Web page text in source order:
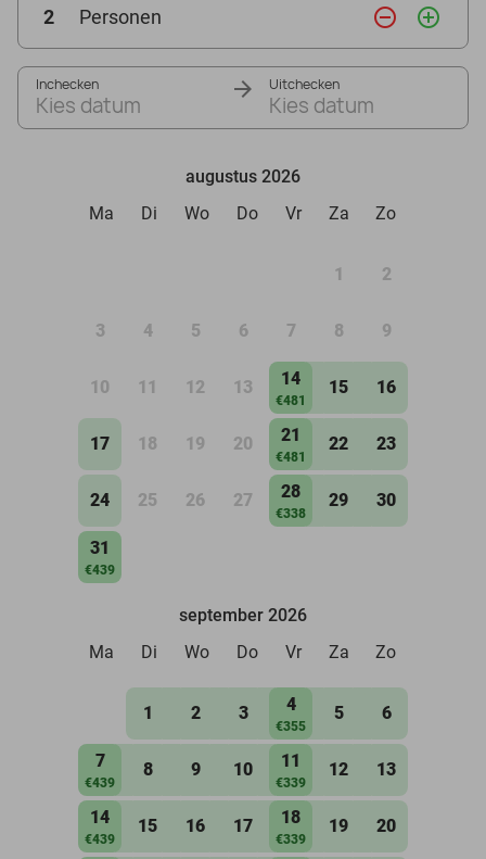
2 Personen remove_circle_outline add_circle_outline
Inchecken
Kies datum
Uitchecken
Kies datum
augustus 2026
Ma
Di Wo Do Vr Za Zo
1 2
3 4 5 6 7 8 9
10 11 12 13 14
€481
15 16
17 18 19 20 21
€481
22 23
24 25 26 27 28
€338
29 30
31
€439
september 2026
Ma
Di Wo Do Vr Za Zo
1 2 3 4
€355
5 6
7
€439
8 9 10 11
€339
12 13
14
€439
15 16 17 18
€339
19 20